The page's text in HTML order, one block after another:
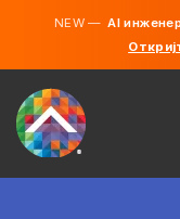
NEW —AI